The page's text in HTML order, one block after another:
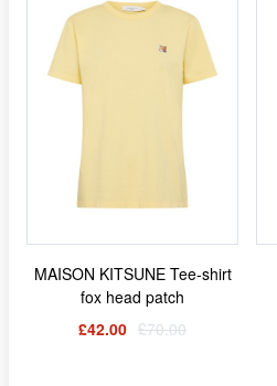
MAISON KITSUNE Tee-shirt
fox head patch
£42.00 £70.00